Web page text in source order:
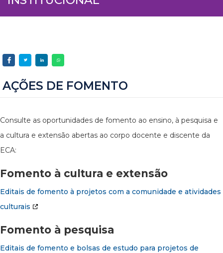
AÇÕES DE FOMENTO
Consulte as oportunidades de fomento ao ensino, à pesquisa e
a cultura e extensão abertas ao corpo docente e discente da
ECA:
Fomento à cultura e extensão
Editais de fomento à projetos com a comunidade e atividades
culturais
Fomento à pesquisa
Editais de fomento e bolsas de estudo para projetos de